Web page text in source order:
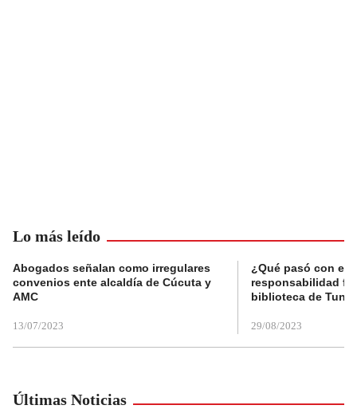
Lo más leído
Abogados señalan como irregulares
convenios ente alcaldía de Cúcuta y
AMC
13/07/2023
¿Qué pasó con el
responsabilidad
biblioteca de
29/08/2023
Últimas Noticias